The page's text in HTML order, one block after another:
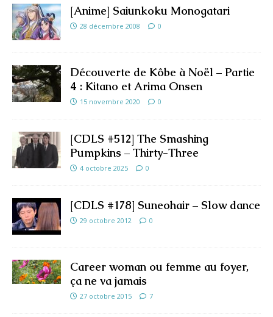
[Anime] Saiunkoku Monogatari
28 décembre 2008 0
Découverte de Kôbe à Noël – Partie
4 : Kitano et Arima Onsen
15 novembre 2020 0
[CDLS #512] The Smashing
Pumpkins – Thirty-Three
4 octobre 2025 0
[CDLS #178] Suneohair – Slow dance
29 octobre 2012 0
Career woman ou femme au foyer,
ça ne va jamais
27 octobre 2015 7